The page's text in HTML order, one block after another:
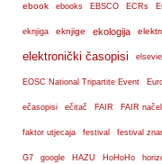
ebook ebooks EBSCO ECRs
eknjiga eknjige ekologija
elektronički časopisi
EOSC National Tripartite Event
ečasopisi ečitač FAIR FAIR
faktor utjecaja festival festival
G7 google HAZU HoHoHo